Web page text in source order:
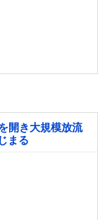
開き大規模放流
まる